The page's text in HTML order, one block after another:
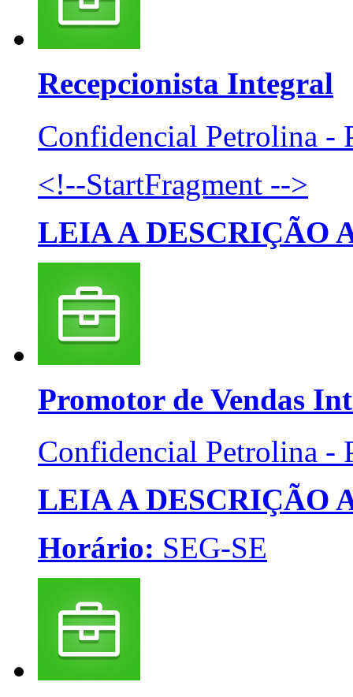
Recepcionista Integral
Confidencial Petrolina -
<!--StartFragment -->
LEIA A DESCRIÇÃO
Promotor de Vendas
Confidencial Petrolina -
LEIA A DESCRIÇÃO
Horário: SEG-SE